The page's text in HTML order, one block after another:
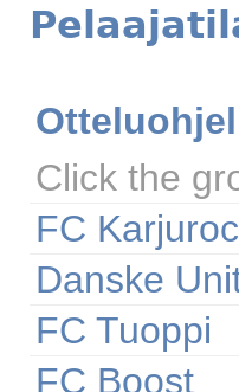
Click the
FC
Danske
FC Tuoppi
FC Boost